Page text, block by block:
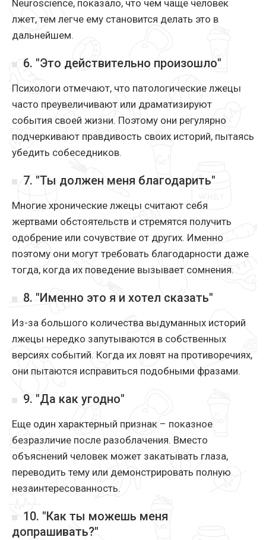
Neuroscience, показало, что чем чаще человек
лжет, тем легче ему становится делать это в
дальнейшем.
6. "Это действительно произошло"
Психологи отмечают, что патологические лжецы
часто преувеличивают или драматизируют
события своей жизни. Поэтому они регулярно
подчеркивают правдивость своих историй, пытаясь
убедить собеседников.
7. "Ты должен меня благодарить"
Многие хронические лжецы считают себя
жертвами обстоятельств и стремятся получить
одобрение или сочувствие от других. Именно
поэтому они могут требовать благодарности даже
тогда, когда их поведение вызывает сомнения.
8. "Именно это я и хотел сказать"
Из-за большого количества выдуманных историй
лжецы нередко запутываются в собственных
версиях событий. Когда их ловят на противоречиях,
они пытаются исправиться подобными фразами.
9. "Да как угодно"
Еще один характерный признак – показное
безразличие после разоблачения. Вместо
объяснений человек может закатывать глаза,
переводить тему или демонстрировать полную
незаинтересованность.
10. "Как ты можешь меня
допрашивать?"